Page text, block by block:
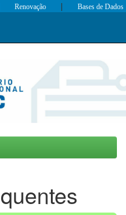
Renovação | Bases de Dados